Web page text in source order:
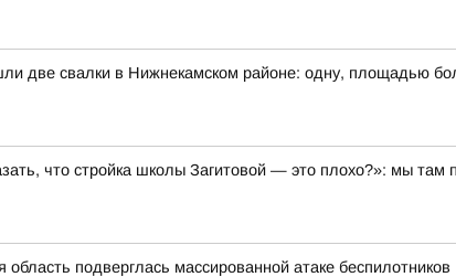
две свалки в Нижнекамском районе: одну, площадью
что стройка школы Загитовой — это плохо?»: мы там
область подверглась массированной атаке беспилотников